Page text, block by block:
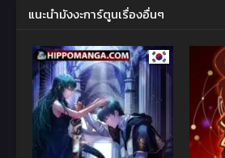
แนะนำมังงะการ์ตูนเรื่องอื่นๆ